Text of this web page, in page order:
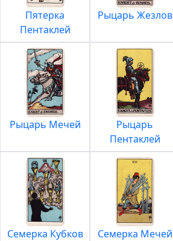
Пятерка
Пентаклей
Рыцарь Жезлов
Рыцарь Мечей
Рыцарь
Пентаклей
Семерка Кубков Семерка Мечей